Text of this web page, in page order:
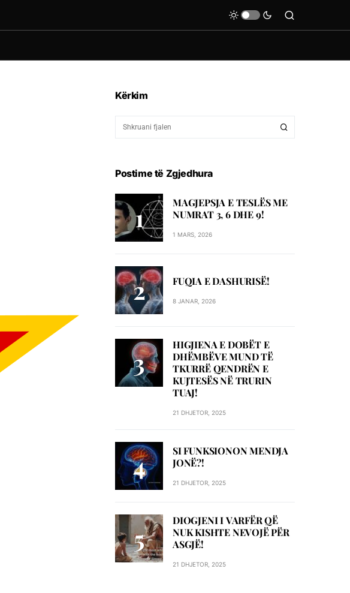
Kërkim
Postime të Zgjedhura
MAGJEPSJA E TESLËS ME
NUMRAT 3, 6 DHE 9!
1 MARS, 2026
FUQIA E DASHURISË!
8 JANAR, 2026
HIGJIENA E DOBËT E
DHËMBËVE MUND TË
TKURRË QENDRËN E
KUJTESËS NË TRURIN
TUAJ!
21 DHJETOR, 2025
SI FUNKSIONON MENDJA
JONË?!
21 DHJETOR, 2025
DIOGJENI I VARFËR QË
NUK KISHTE NEVOJË PËR
ASGJË!
21 DHJETOR, 2025